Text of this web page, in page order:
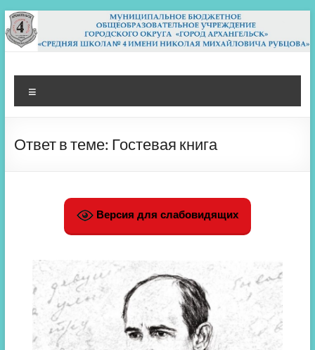
Перейти
к
содержимому
МБОУ СШ 4
Архангельск
Ответ в теме: Гостевая книга
Версия для слабовидящих